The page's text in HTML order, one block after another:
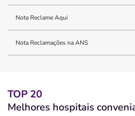
Nota Reclame Aqui
Nota Reclamações na ANS
TOP 20
Melhores hospitais